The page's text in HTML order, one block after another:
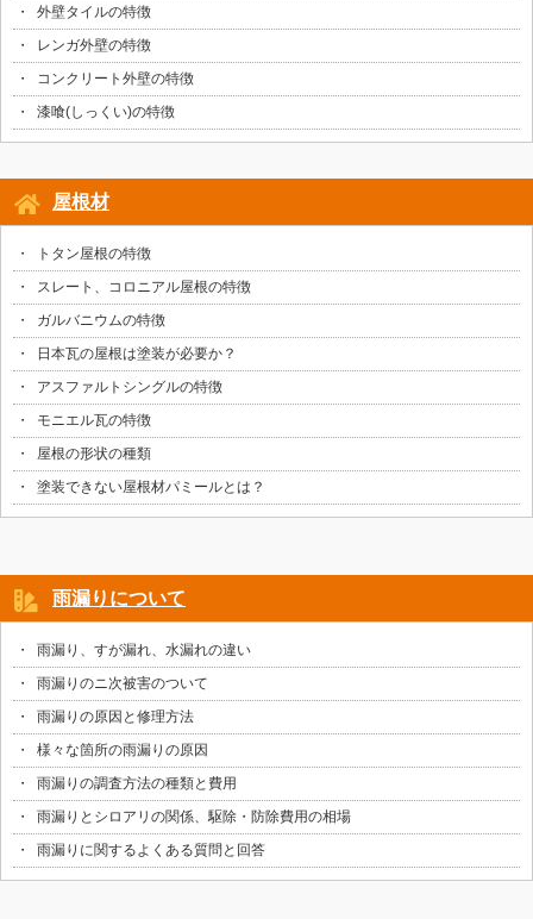
外壁タイルの特徴
レンガ外壁の特徴
コンクリート外壁の特徴
漆喰(しっくい)の特徴
屋根材
トタン屋根の特徴
スレート、コロニアル屋根の特徴
ガルバニウムの特徴
日本瓦の屋根は塗装が必要か？
アスファルトシングルの特徴
モニエル瓦の特徴
屋根の形状の種類
塗装できない屋根材パミールとは？
雨漏りについて
雨漏り、すが漏れ、水漏れの違い
雨漏りのニ次被害のついて
雨漏りの原因と修理方法
様々な箇所の雨漏りの原因
雨漏りの調査方法の種類と費用
雨漏りとシロアリの関係、駆除・防除費用の相場
雨漏りに関するよくある質問と回答